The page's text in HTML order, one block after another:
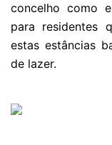
concelho como
para residentes
estas estâncias
de lazer.